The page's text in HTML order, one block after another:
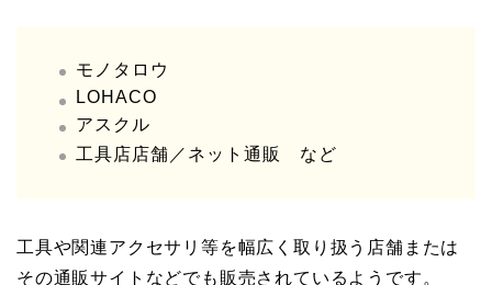
モノタロウ
LOHACO
アスクル
工具店店舗／ネット通販 など
工具や関連アクセサリ等を幅広く取り扱う店舗または
その通販サイトなどでも販売されているようです。